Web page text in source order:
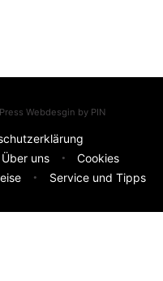
Webdesgin by PIN
Über uns
Cookies
Service und Tipps